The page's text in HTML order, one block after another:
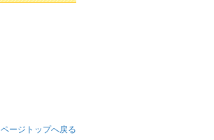
ページトップへ戻る